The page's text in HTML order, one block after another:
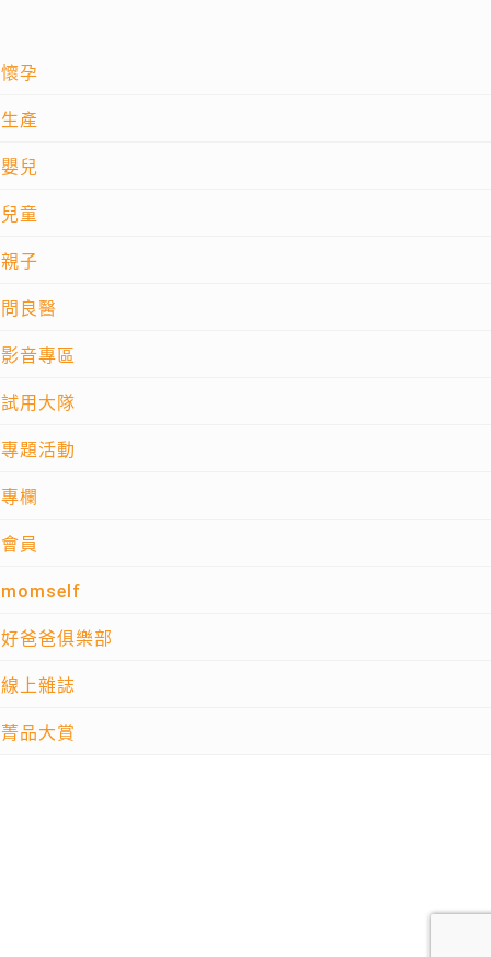
懷孕
生產
嬰兒
兒童
親子
問良醫
影音專區
試用大隊
專題活動
專欄
會員
momself
好爸爸俱樂部
線上雜誌
菁品大賞